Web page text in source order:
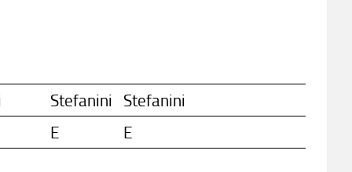
Stefanini Stefanini
E E